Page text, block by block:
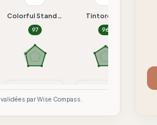
Colorful Standard
97
Tintoremus
96
par Wise Compass.